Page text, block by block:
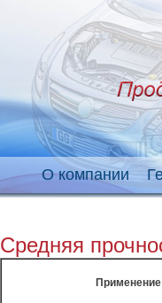
О компании
Средняя
Применение